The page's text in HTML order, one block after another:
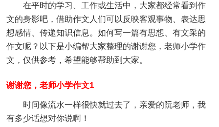
在平时的学习、工作或生活中，大家都经常看到作
文的身影吧，借助作文人们可以反映客观事物、表达思
想感情、传递知识信息。如何写一篇有思想、有文采的
作文呢？以下是小编帮大家整理的谢谢您，老师小学作
文，仅供参考，希望能够帮助到大家。
谢谢您，老师小学作文1
时间像流水一样很快就过去了，亲爱的阮老师，我
有多少话想对你说啊！